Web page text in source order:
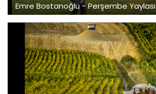
Emre Bostanoğlu - Perşembe Yaylası